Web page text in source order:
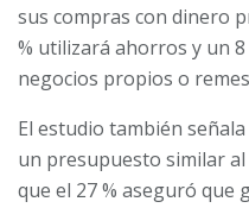
sus compras con dinero
% utilizará ahorros y un
negocios propios o
El estudio también
un presupuesto similar
que el 27 % aseguró que